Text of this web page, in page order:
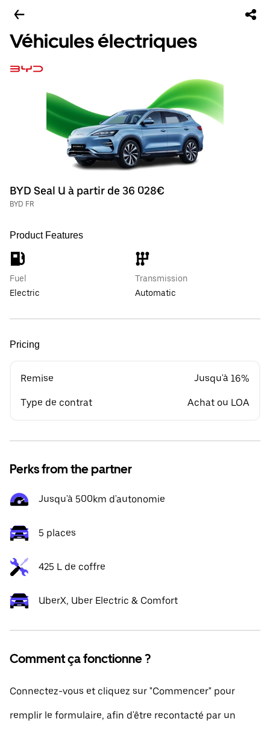
Véhicules électriques
BYD Seal U à partir de 36 028€
BYD FR
Product Features
Fuel
Electric
Transmission
Automatic
Pricing
Remise Jusqu'à 16%
Type de contrat Achat ou LOA
Perks from the partner
Jusqu'à 500km d'autonomie
5 places
425 L de coffre
UberX, Uber Electric & Comfort
Comment ça fonctionne ?
Connectez-vous et cliquez sur "Commencer" pour
remplir le formulaire, afin d'être recontacté par un